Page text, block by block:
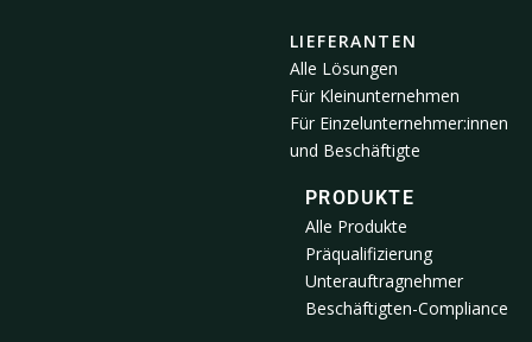
LIEFERANTEN
Alle Lösungen
Für Kleinunternehmen
Für Einzelunternehmer:innen
und Beschäftigte
PRODUKTE
Alle Produkte
Präqualifizierung
Unterauftragnehmer
Beschäftigten-Compliance